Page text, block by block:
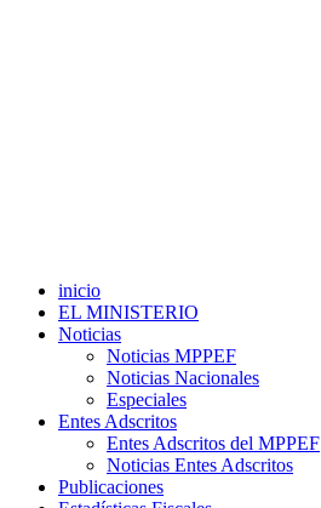
inicio
EL MINISTERIO
Noticias
Noticias MPPEF
Noticias Nacionales
Especiales
Entes Adscritos
Entes Adscritos del MPPEF
Noticias Entes Adscritos
Publicaciones